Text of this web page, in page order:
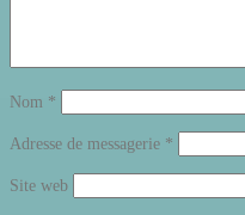
Nom *
Adresse de messagerie *
Site web